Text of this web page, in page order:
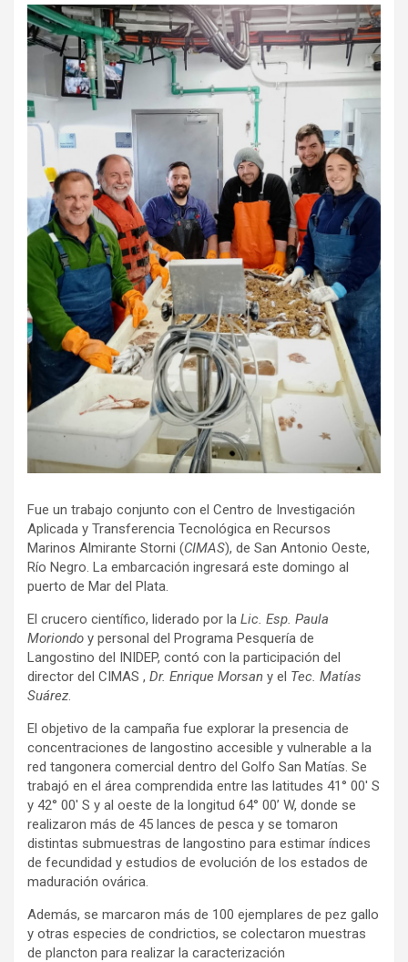
Fue un trabajo conjunto con el Centro de Investigación
Aplicada y Transferencia Tecnológica en Recursos
Marinos Almirante Storni (CIMAS), de San Antonio Oeste,
Río Negro. La embarcación ingresará este domingo al
puerto de Mar del Plata.
El crucero científico, liderado por la Lic. Esp. Paula
Moriondo y personal del Programa Pesquería de
Langostino del INIDEP, contó con la participación del
director del CIMAS , Dr. Enrique Morsan y el Tec. Matías
Suárez.
El objetivo de la campaña fue explorar la presencia de
concentraciones de langostino accesible y vulnerable a la
red tangonera comercial dentro del Golfo San Matías. Se
trabajó en el área comprendida entre las latitudes 41° 00′ S
y 42° 00′ S y al oeste de la longitud 64° 00’ W, donde se
realizaron más de 45 lances de pesca y se tomaron
distintas submuestras de langostino para estimar índices
de fecundidad y estudios de evolución de los estados de
maduración ovárica.
Además, se marcaron más de 100 ejemplares de pez gallo
y otras especies de condrictios, se colectaron muestras
de plancton para realizar la caracterización